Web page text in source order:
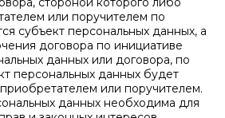
или поручителем по
субъект персональных данных, а
договора по инициативе
данных или договора, по
персональных данных будет
или поручителем.
данных необходима для